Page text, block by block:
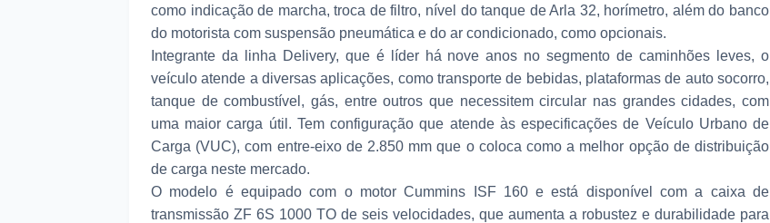
como indicação de marcha, troca de filtro, nível do tanque de Arla 32, horímetro, além do banco
do motorista com suspensão pneumática e do ar condicionado, como opcionais.
Integrante da linha Delivery, que é líder há nove anos no segmento de caminhões leves, o
veículo atende a diversas aplicações, como transporte de bebidas, plataformas de auto socorro,
tanque de combustível, gás, entre outros que necessitem circular nas grandes cidades, com
uma maior carga útil. Tem configuração que atende às especificações de Veículo Urbano de
Carga (VUC), com entre-eixo de 2.850 mm que o coloca como a melhor opção de distribuição
de carga neste mercado.
O modelo é equipado com o motor Cummins ISF 160 e está disponível com a caixa de
transmissão ZF 6S 1000 TO de seis velocidades, que aumenta a robustez e durabilidade para